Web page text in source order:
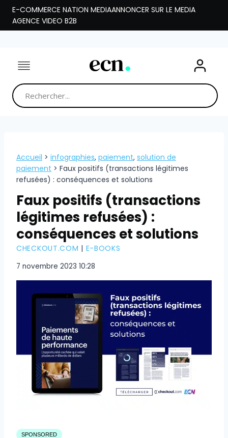
Aller
contenu
E-COMMERCE NATION MEDIAANNONCER SUR LE MEDIA
AGENCE VIDEO B2B
Accueil > infographies, paiement, solution de
paiement > Faux positifs (transactions légitimes
refusées) : conséquences et solutions
Faux positifs (transactions
légitimes refusées) :
conséquences et solutions
CHECKOUT.COM | E-BOOKS
7 novembre 2023 10:28
SPONSORED